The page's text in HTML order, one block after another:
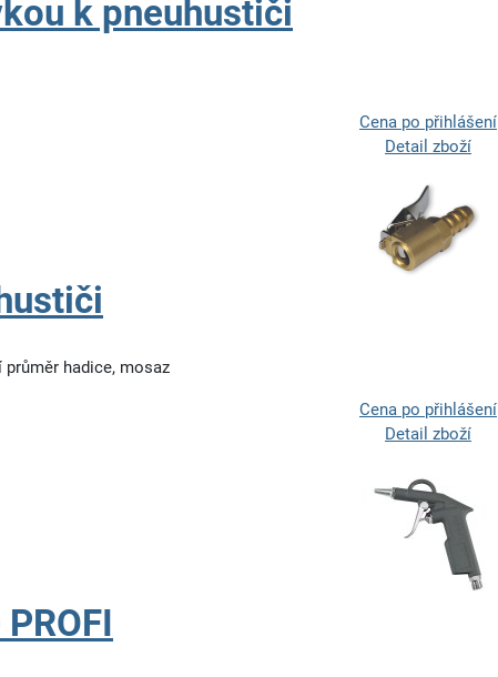
k pneuhustiči
Cena po přihlášení
Detail zboží
hadice, mosaz
Cena po přihlášení
Detail zboží